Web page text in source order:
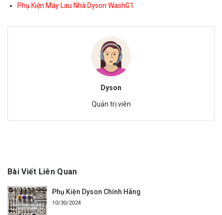
Phụ Kiện Máy Lau Nhà Dyson WashG1
Dyson
Quản trị viên
Bài Viết Liên Quan
Phụ Kiện Dyson Chính Hãng
10/30/2024